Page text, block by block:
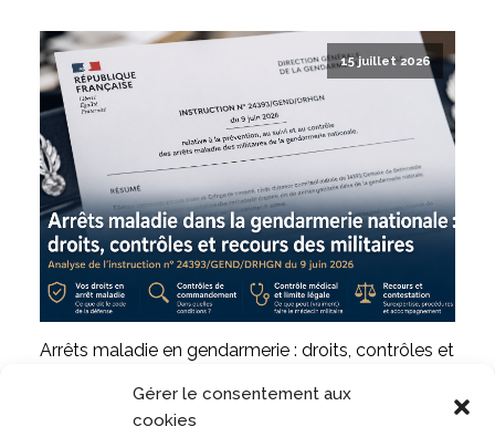
Gérer le consentement aux
cookies
15 juillet 2026
Arrêts maladie en gendarmerie : droits, contrôles et